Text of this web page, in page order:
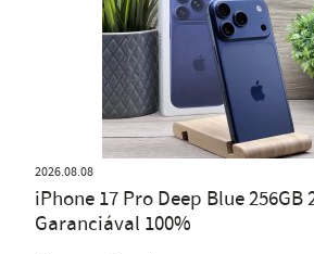
2026.08.08
iPhone 17 Pro Deep Blue 256GB
Garanciával 100%